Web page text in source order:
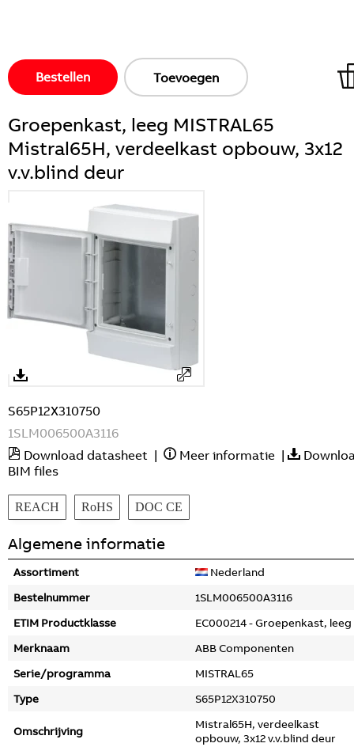
Bestellen Toevoegen
Groepenkast, leeg MISTRAL65
Mistral65H, verdeelkast opbouw, 3x12
v.v.blind deur
S65P12X310750
1SLM006500A3116
Download datasheet | Meer informatie |
BIM files
REACH RoHS DOC CE
Algemene informatie
Assortiment
Nederland
Bestelnummer
1SLM006500A3116
ETIM Productklasse
EC000214 - Groepenkast, leeg
Merknaam
ABB Componenten
Serie/programma
MISTRAL65
Type
S65P12X310750
Omschrijving
Mistral65H, verdeelkast
opbouw, 3x12 v.v.blind deur